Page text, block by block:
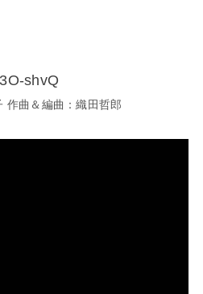
shvQ
作曲＆編曲：織田哲郎